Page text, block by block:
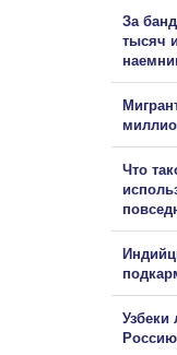
За
тысяч
Что
Узбеки